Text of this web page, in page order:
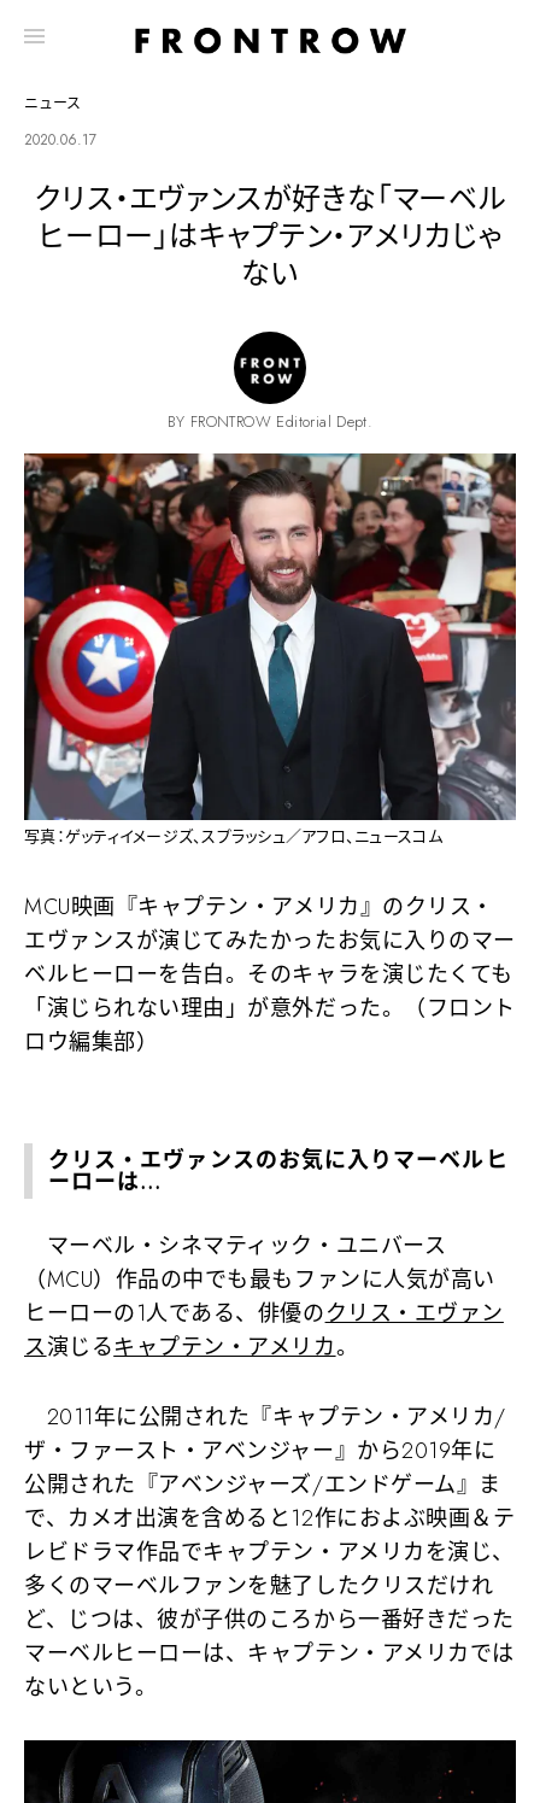
ニュース
2020.06.17
クリス・エヴァンスが好きな「マーベル
ヒーロー」はキャプテン・アメリカじゃ
ない
BY FRONTROW Editorial Dept.
写真：ゲッティイメージズ、スプラッシュ／アフロ、ニュースコム
MCU映画『キャプテン・アメリカ』のクリス・
エヴァンスが演じてみたかったお気に入りのマー
ベルヒーローを告白。そのキャラを演じたくても
「演じられない理由」が意外だった。（フロント
ロウ編集部）
クリス・エヴァンスのお気に入りマーベルヒ
ーローは…
マーベル・シネマティック・ユニバース
（MCU）作品の中でも最もファンに人気が高い
ヒーローの1人である、俳優のクリス・エヴァン
ス演じるキャプテン・アメリカ。
2011年に公開された『キャプテン・アメリカ/
ザ・ファースト・アベンジャー』から2019年に
公開された『アベンジャーズ/エンドゲーム』ま
で、カメオ出演を含めると12作におよぶ映画＆テ
レビドラマ作品でキャプテン・アメリカを演じ、
多くのマーベルファンを魅了したクリスだけれ
ど、じつは、彼が子供のころから一番好きだった
マーベルヒーローは、キャプテン・アメリカでは
ないという。